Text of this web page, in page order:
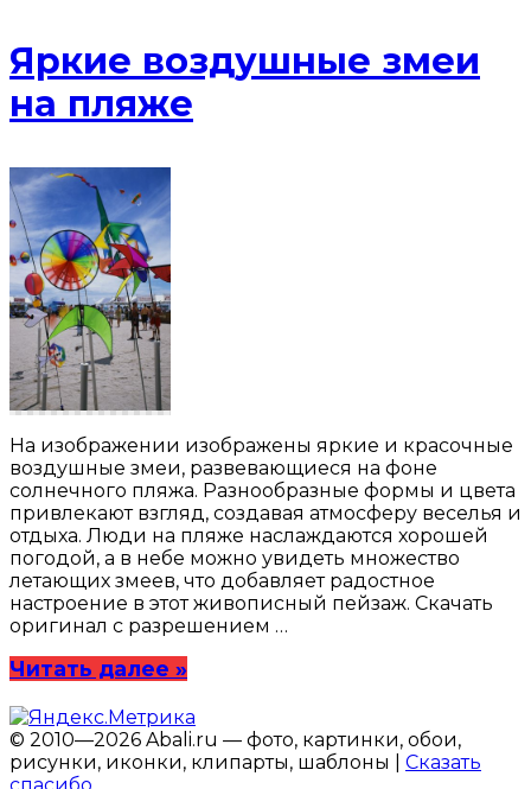
Яркие воздушные змеи
на пляже
На изображении изображены яркие и красочные
воздушные змеи, развевающиеся на фоне
солнечного пляжа. Разнообразные формы и цвета
привлекают взгляд, создавая атмосферу веселья и
отдыха. Люди на пляже наслаждаются хорошей
погодой, а в небе можно увидеть множество
летающих змеев, что добавляет радостное
настроение в этот живописный пейзаж. Скачать
оригинал с разрешением …
Читать далее »
© 2010—2026 Abali.ru — фото, картинки, обои,
рисунки, иконки, клипарты, шаблоны | Сказать